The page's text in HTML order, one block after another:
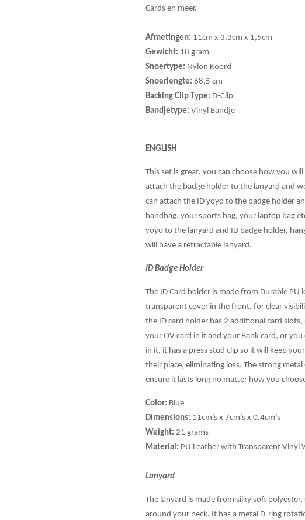
Cards en meer.
Afmetingen: 11cm x 3,3cm x 1,5cm
Gewicht: 18 gram
Snoertype: Nylon Koord
Snoerlengte: 68,5 cm
Backing Clip Type: D-Clip
Bandjetype: Vinyl Bandje
ENGLISH
This set is great, you can choose how you
attach the badge holder to the lanyard and
can attach the ID yoyo to the badge holder
handbag, your sports bag, your laptop bag
yoyo to the lanyard and ID badge holder,
will have a retractable lanyard.
ID Badge Holder
The ID Card holder is made from Durable PU
transparent cover in the front, for clear
the ID card holder has 2 additional card
your OV card in it and your Bank card, or
in it, it has a press stud clip so it will keep
their place, eliminating loss. The strong
ensure it lasts long no matter how you
Color: Blue
Dimensions: 11cm’s x 7cm’s x 0.4cm’s
Weight: 21 grams
Material: PU Leather with Transparent
Lanyard
The lanyard is made from silky soft
around your neck. It has a metal D-ring